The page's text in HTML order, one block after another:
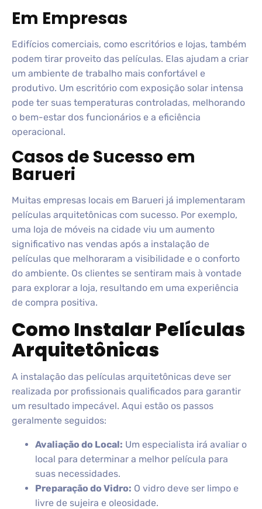
Em Empresas
Edifícios comerciais, como escritórios e lojas, também
podem tirar proveito das películas. Elas ajudam a criar
um ambiente de trabalho mais confortável e
produtivo. Um escritório com exposição solar intensa
pode ter suas temperaturas controladas, melhorando
o bem-estar dos funcionários e a eficiência
operacional.
Casos de Sucesso em
Barueri
Muitas empresas locais em Barueri já implementaram
películas arquitetônicas com sucesso. Por exemplo,
uma loja de móveis na cidade viu um aumento
significativo nas vendas após a instalação de
películas que melhoraram a visibilidade e o conforto
do ambiente. Os clientes se sentiram mais à vontade
para explorar a loja, resultando em uma experiência
de compra positiva.
Como Instalar Películas
Arquitetônicas
A instalação das películas arquitetônicas deve ser
realizada por profissionais qualificados para garantir
um resultado impecável. Aqui estão os passos
geralmente seguidos:
Avaliação do Local: Um especialista irá avaliar o
local para determinar a melhor película para
suas necessidades.
Preparação do Vidro: O vidro deve ser limpo e
livre de sujeira e oleosidade.